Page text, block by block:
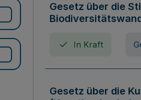
Gesetz über die
In Kraft
Gesetz über die